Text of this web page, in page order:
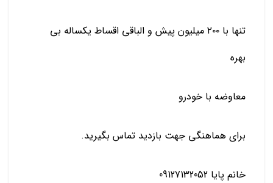
تنها با ۲۰۰ میلیون پیش و الباقی اقساط یکساله بی
بهره
معاوضه با خودرو
برای هماهنگی جهت بازدید تماس بگیرید.
خانم پایا 09127132052